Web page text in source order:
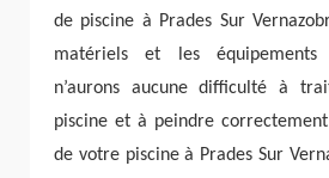
de piscine à Prades Sur
matériels et les équipements
n’aurons aucune difficulté à
piscine et à peindre
de votre piscine à Prades Sur